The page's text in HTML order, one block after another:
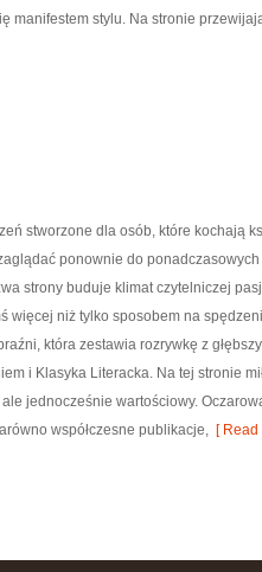
manifestem stylu. Na stronie
stworzone dla osób, które kochają
ponownie do ponadczasowych
strony buduje klimat czytelniczej
więcej niż tylko sposobem na
która zestawia rozrywkę z
i Klasyka Literacka. Na tej stronie
jednocześnie wartościowy.
współczesne publikacje, [ Read